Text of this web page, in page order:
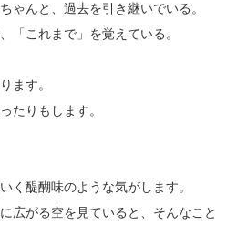
ゃんと、過去を引き継いでいる。
「これまで」を覚えている。
ます。
たりもします。
く醍醐味のような気がします。
広がる空を見ていると、そんなこと